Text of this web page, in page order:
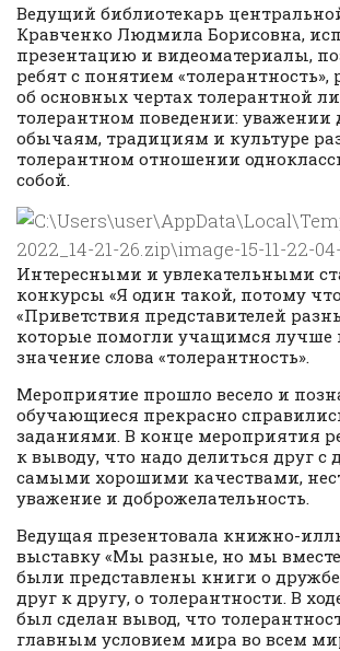
Ведущий библиотекарь
Кравченко Людмила Борисовна,
презентацию и видеоматериалы,
ребят с понятием «толерантность»,
об основных чертах толерантной
толерантном поведении: уважении
обычаям, традициям и культуре
толерантном отношении
собой.
Интересными и увлекательными
конкурсы «Я один такой, потому
«Приветствия представителей
которые помогли учащимся лучше
значение слова «толерантность».
Мероприятие прошло весело и
обучающиеся прекрасно
заданиями. В конце мероприятия
к выводу, что надо делиться друг с
самыми хорошими качествами,
уважение и доброжелательность.
Ведущая презентовала книжно-
выставку «Мы разные, но мы
были представлены книги о
друг к другу, о толерантности. В
был сделан вывод, что
главным условием мира во всем